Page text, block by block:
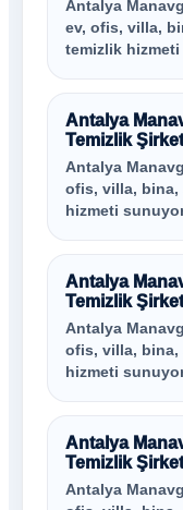
Antalya
ev, ofis, villa,
temizlik
Antalya
Temizlik
Antalya
ofis, villa, bina,
hizmeti
Antalya
Temizlik
Antalya
ofis, villa, bina,
hizmeti
Antalya
Temizlik
Antalya